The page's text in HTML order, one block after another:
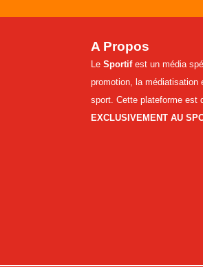
A Propos
Le Sportifest un média
promotion, la médiatisation
sport. Cette plateforme est
EXCLUSIVEMENT AU